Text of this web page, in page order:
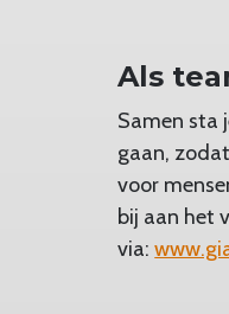
Als
Samen sta
gaan,
voor
bij aan het
via: